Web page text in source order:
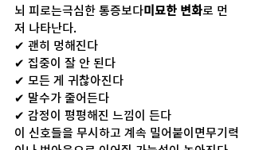
뇌 피로는극심한 통증보다미묘한 변화로 먼
저 나타난다.
✔ 괜히 멍해진다
✔ 집중이 잘 안 된다
✔ 모든 게 귀찮아진다
✔ 말수가 줄어든다
✔ 감정이 평평해진 느낌이 든다
이 신호들을 무시하고 계속 밀어붙이면무기력